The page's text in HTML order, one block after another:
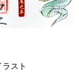
スト